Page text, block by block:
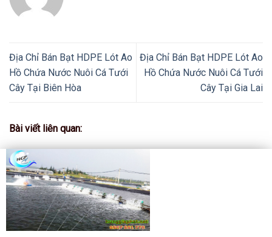
Địa Chỉ Bán Bạt HDPE Lót Ao
Hồ Chứa Nước Nuôi Cá Tưới
Cây Tại Biên Hòa
Địa Chỉ Bán Bạt HDPE Lót Ao
Hồ Chứa Nước Nuôi Cá Tưới
Cây Tại Gia Lai
Bài viết liên quan: